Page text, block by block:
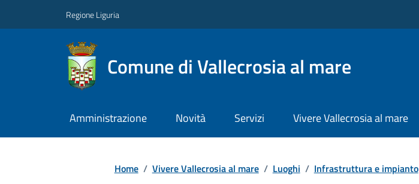
Regione Liguria
Comune di Vallecrosia al mare
Amministrazione Novità Servizi Vivere Vallecrosia al mare
Home / Vivere Vallecrosia al mare / Luoghi / Infrastruttura e impianto